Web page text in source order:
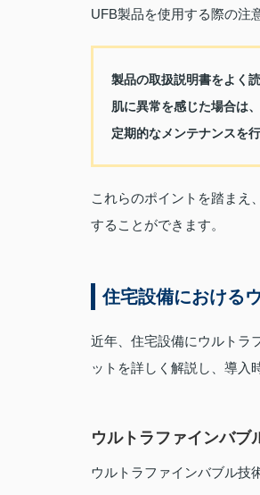
UFB製品を使用する際の注
製品の取扱説明書をよく
肌に異常を感じた場合は
定期的なメンテナンスを
これらのポイントを踏まえ
することができます。
住宅設備における
近年、住宅設備にウルトラ
ットを詳しく解説し、導入
ウルトラファインバブ
ウルトラファインバブル技